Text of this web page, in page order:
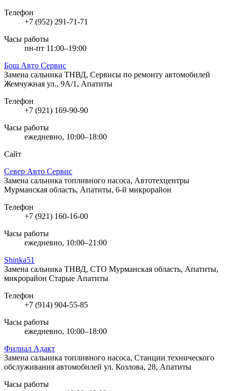
Телефон
+7 (952) 291-71-71
Часы работы
пн-пт 11:00–19:00
Бош Авто Сервис
Замена сальника ТНВД, Сервисы по ремонту автомобилей
Жемчужная ул., 9А/1, Апатиты
Телефон
+7 (921) 169-90-90
Часы работы
ежедневно, 10:00–18:00
Сайт
Север Авто Сервис
Замена сальника топливного насоса, Автотехцентры
Мурманская область, Апатиты, 6-й микрорайон
Телефон
+7 (921) 160-16-00
Часы работы
ежедневно, 10:00–21:00
Shinka51
Замена сальника ТНВД, СТО Мурманская область, Апатиты,
микрорайон Старые Апатиты
Телефон
+7 (914) 904-55-85
Часы работы
ежедневно, 10:00–18:00
Филиал Адакт
Замена сальника топливного насоса, Станции технического
обслуживания автомобилей ул. Козлова, 28, Апатиты
Часы работы